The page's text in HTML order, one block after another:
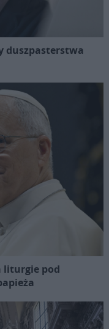
duszpasterstwa
liturgie pod